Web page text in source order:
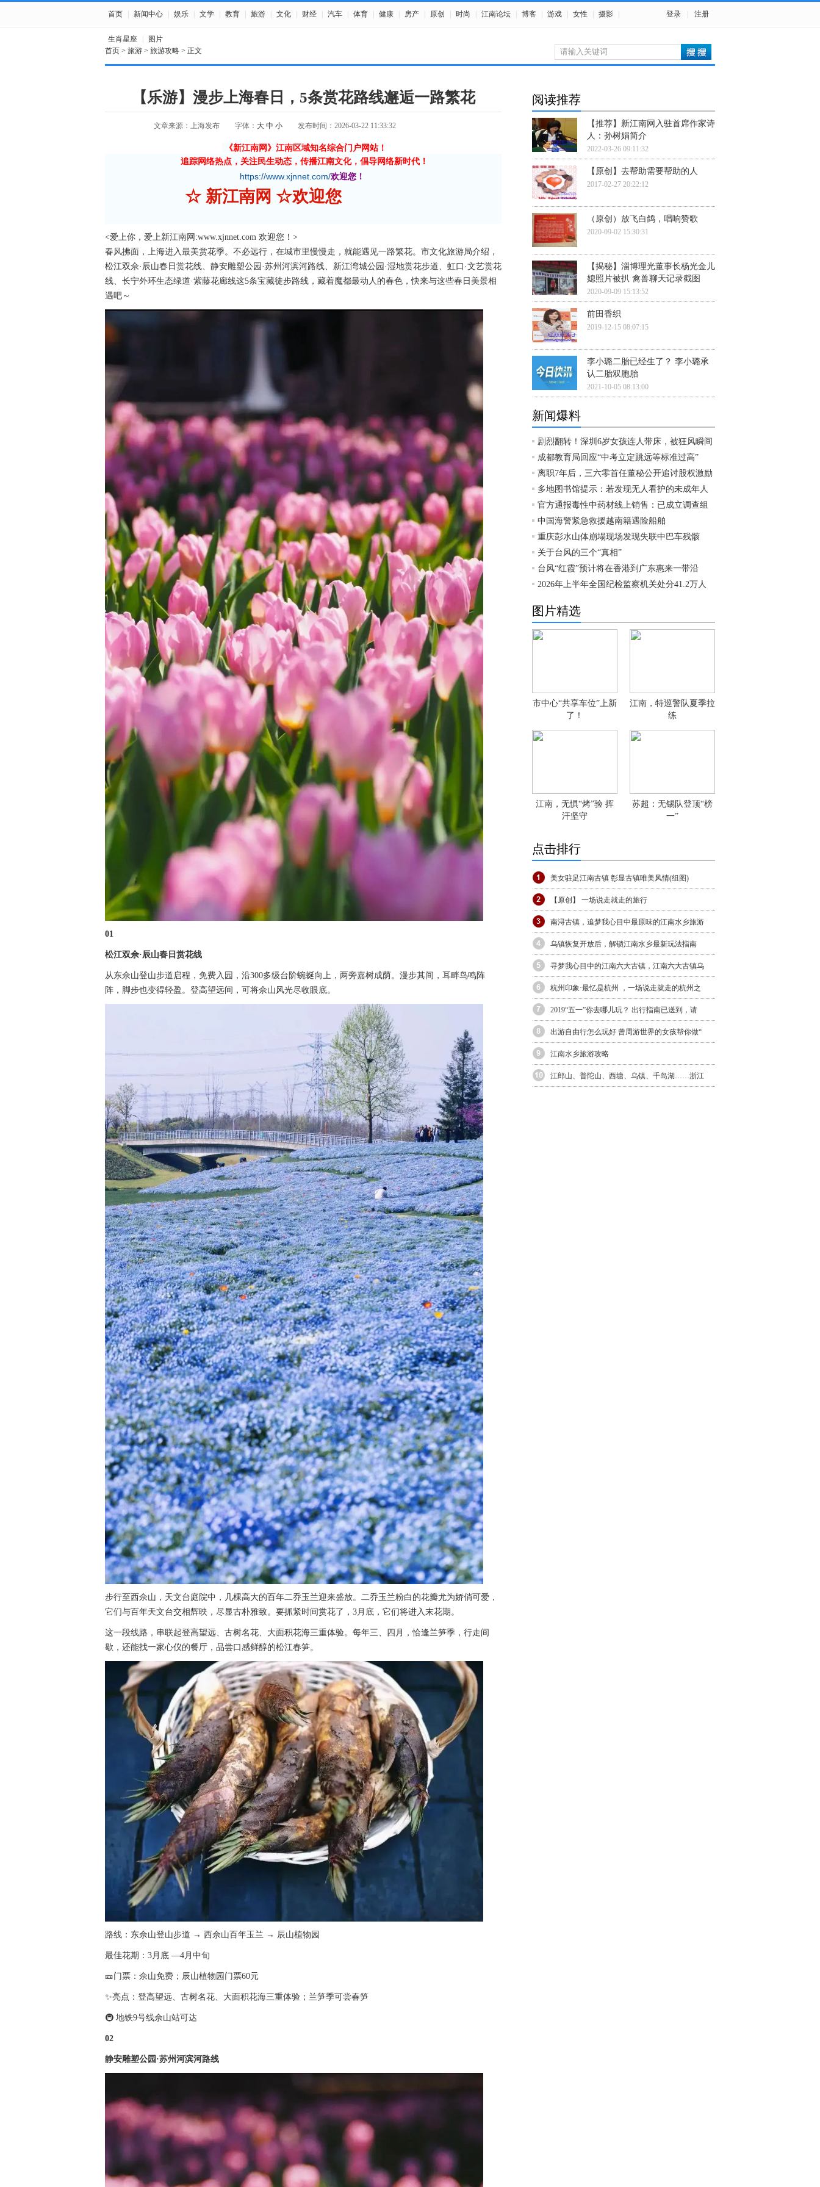
首页 新闻中心 娱乐 文学 教育 旅游 文化 财经 汽车 体育 健康 房产 原创 时尚 江南论坛 博客 游戏 女性 摄影
生肖星座 图片
登录 注册
首页 > 旅游 > 旅游攻略 > 正文
【乐游】漫步上海春日，5条赏花路线邂逅一路繁花
文章来源：上海发布 字体： 大 中 小 发布时间：2026-03-22 11:33:32
《新江南网》江南区域知名综合门户网站！
追踪网络热点，关注民生动态，传播江南文化，倡导网络新时代！
https://www.xjnnet.com/欢迎您！
☆ 新江南网 ☆欢迎您
<爱上你，爱上新江南网:www.xjnnet.com 欢迎您！>
春风拂面，上海进入最美赏花季。不必远行，在城市里慢慢走，就能遇见一路繁花。市文化旅游局介绍，
松江双佘·辰山春日赏花线、静安雕塑公园·苏州河滨河路线、新江湾城公园·湿地赏花步道、虹口·文艺赏花
线、长宁外环生态绿道·紫藤花廊线这5条宝藏徒步路线，藏着魔都最动人的春色，快来与这些春日美景相
遇吧～
01
松江双佘·辰山春日赏花线
从东佘山登山步道启程，免费入园，沿300多级台阶蜿蜒向上，两旁嘉树成荫。漫步其间，耳畔鸟鸣阵
阵，脚步也变得轻盈。登高望远间，可将佘山风光尽收眼底。
步行至西佘山，天文台庭院中，几棵高大的百年二乔玉兰迎来盛放。二乔玉兰粉白的花瓣尤为娇俏可爱，
它们与百年天文台交相辉映，尽显古朴雅致。要抓紧时间赏花了，3月底，它们将进入末花期。
这一段线路，串联起登高望远、古树名花、大面积花海三重体验。每年三、四月，恰逢兰笋季，行走间
歇，还能找一家心仪的餐厅，品尝口感鲜醇的松江春笋。
路线：东佘山登山步道 → 西佘山百年玉兰 → 辰山植物园
最佳花期：3月底 —4月中旬
🎫门票：佘山免费；辰山植物园门票60元
✨亮点：登高望远、古树名花、大面积花海三重体验；兰笋季可尝春笋
🚇 地铁9号线佘山站可达
02
静安雕塑公园·苏州河滨河路线
阅读推荐
【推荐】新江南网入驻首席作家诗
人：孙树娟简介
2022-03-26 09:11:32
【原创】去帮助需要帮助的人
2017-02-27 20:22:12
（原创）放飞白鸽，唱响赞歌
2020-09-02 15:30:31
【揭秘】淄博理光董事长杨光金儿
媳照片被扒 禽兽聊天记录截图
2020-09-09 15:13:52
前田香织
2019-12-15 08:07:15
李小璐二胎已经生了？ 李小璐承
认二胎双胞胎
2021-10-05 08:13:00
新闻爆料
剧烈翻转！深圳6岁女孩连人带床，被狂风瞬间
成都教育局回应“中考立定跳远等标准过高”
离职7年后，三六零首任董秘公开追讨股权激励
多地图书馆提示：若发现无人看护的未成年人
官方通报毒性中药材线上销售：已成立调查组
中国海警紧急救援越南籍遇险船舶
重庆彭水山体崩塌现场发现失联中巴车残骸
关于台风的三个“真相”
台风“红霞”预计将在香港到广东惠来一带沿
2026年上半年全国纪检监察机关处分41.2万人
图片精选
市中心“共享车位”上新
了！
江南，特巡警队夏季拉
练
江南，无惧“烤”验 挥
汗坚守
苏超：无锡队登顶“榜
一”
点击排行
美女驻足江南古镇 彰显古镇唯美风情(组图)
【原创】 一场说走就走的旅行
南浔古镇，追梦我心目中最原味的江南水乡旅游
乌镇恢复开放后，解锁江南水乡最新玩法指南
寻梦我心目中的江南六大古镇，江南六大古镇乌
杭州印象·最忆是杭州 ，一场说走就走的杭州之
2019“五一”你去哪儿玩？ 出行指南已送到，请
出游自由行怎么玩好 曾周游世界的女孩帮你做“
江南水乡旅游攻略
江郎山、普陀山、西塘、乌镇、千岛湖……浙江